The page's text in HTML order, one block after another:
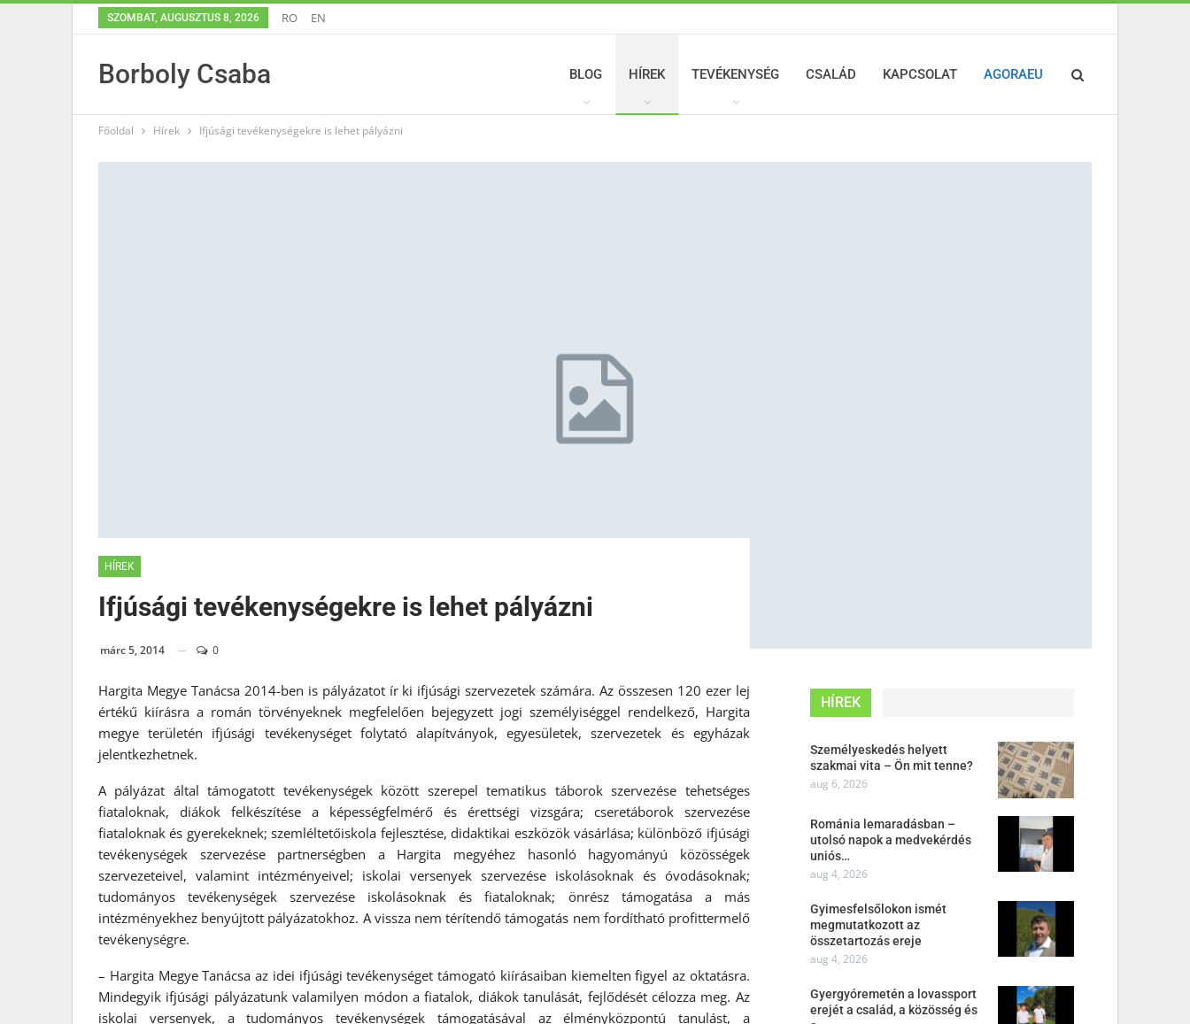
SZOMBAT, AUGUSZTUS 8, 2026 RO EN
Borboly Csaba BLOG HÍREK TEVÉKENYSÉG CSALÁD KAPCSOLAT AGORAEU
Főoldal Hírek Ifjúsági tevékenységekre is lehet pályázni
HÍREK
Ifjúsági tevékenységekre is lehet pályázni
márc 5, 2014 0
Hargita Megye Tanácsa 2014-ben is pályázatot ír ki ifjúsági szervezetek számára. Az összesen 120 ezer lej
értékű kiírásra a román törvényeknek megfelelően bejegyzett jogi személyiséggel rendelkező, Hargita
megye területén ifjúsági tevékenységet folytató alapítványok, egyesületek, szervezetek és egyházak
jelentkezhetnek.
A pályázat által támogatott tevékenységek között szerepel tematikus táborok szervezése tehetséges
fiataloknak, diákok felkészítése a képességfelmérő és érettségi vizsgára; cseretáborok szervezése
fiataloknak és gyerekeknek; szemléltetőiskola fejlesztése, didaktikai eszközök vásárlása; különböző ifjúsági
tevékenységek szervezése partnerségben a Hargita megyéhez hasonló hagyományú közösségek
szervezeteivel, valamint intézményeivel; iskolai versenyek szervezése iskolásoknak és óvodásoknak;
tudományos tevékenységek szervezése iskolásoknak és fiataloknak; önrész támogatása a más
intézményekhez benyújtott pályázatokhoz. A vissza nem térítendő támogatás nem fordítható profittermelő
tevékenységre.
– Hargita Megye Tanácsa az idei ifjúsági tevékenységet támogató kiírásaiban kiemelten figyel az oktatásra.
Mindegyik ifjúsági pályázatunk valamilyen módon a fiatalok, diákok tanulását, fejlődését célozza meg. Az
iskolai versenyek, a tudományos tevékenységek támogatásával az élményközpontú tanulást, a
HÍREK
Személyeskedés helyett
szakmai vita – Ön mit tenne?
aug 6, 2026
Románia lemaradásban –
utolsó napok a medvekérdés
uniós…
aug 4, 2026
Gyimesfelsőlokon ismét
megmutatkozott az
összetartozás ereje
aug 4, 2026
Gyergyóremetén a lovassport
erejét a család, a közösség és